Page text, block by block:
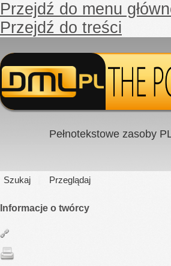
Przejdź do menu
Przejdź do treści
Pełnotekstowe zasoby
Szukaj Przeglądaj
Informacje o twórcy